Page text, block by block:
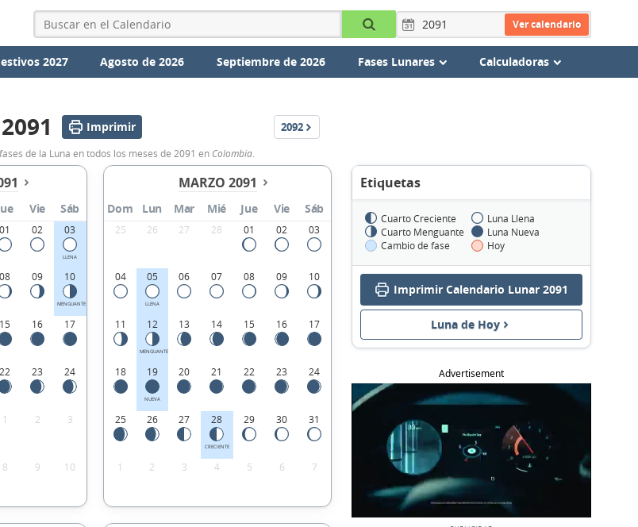
Ver calendario
2027 Agosto de 2026 Septiembre de 2026 Fases Lunares Calculadoras
Imprimir 2092
de la Luna en todos los meses de 2091 en Colombia.
Vie Sáb
01 02 03
LLENA
08 09 10
MENGUANTE
15 16 17
22 23 24
1 2 3
8 9 10
MARZO 2091
Dom Lun Mar Mié Jue Vie Sáb
25 26 27 28 01 02 03
04 05
LLENA
06 07 08 09 10
11 12
MENGUANTE
13 14 15 16 17
18 19
NUEVA
20 21 22 23 24
25 26 27 28
CRECIENTE
29 30 31
1 2 3 4 5 6 7
Etiquetas
Cuarto Creciente
Luna Llena
Cuarto Menguante
Luna Nueva
Cambio de fase
Hoy
Imprimir Calendario Lunar 2091
Luna de Hoy
Advertisement